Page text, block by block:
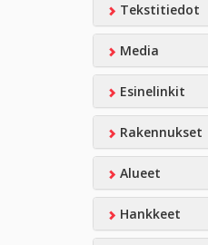
Tekstitiedot
Media
Esinelinkit
Rakennukset
Alueet
Hankkeet